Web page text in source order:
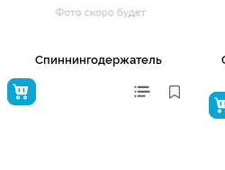
Спиннингодержатель